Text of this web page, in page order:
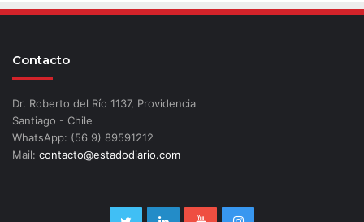
Contacto
Dr. Roberto del Río 1137, Providencia
Santiago - Chile
WhatsApp: (56 9) 89591212
Mail: contacto@estadodiario.com